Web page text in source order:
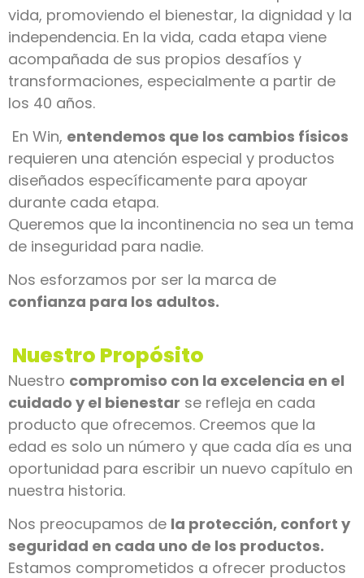
vida, promoviendo el bienestar, la dignidad y la
independencia. En la vida, cada etapa viene
acompañada de sus propios desafíos y
transformaciones, especialmente a partir de
los 40 años.
En Win, entendemos que los cambios físicos
requieren una atención especial y productos
diseñados específicamente para apoyar
durante cada etapa.
Queremos que la incontinencia no sea un tema
de inseguridad para nadie.
Nos esforzamos por ser la marca de
confianza para los adultos.
Nuestro Propósito
Nuestro compromiso con la excelencia en el
cuidado y el bienestar se refleja en cada
producto que ofrecemos. Creemos que la
edad es solo un número y que cada día es una
oportunidad para escribir un nuevo capítulo en
nuestra historia.
Nos preocupamos de la protección, confort y
seguridad en cada uno de los productos.
Estamos comprometidos a ofrecer productos